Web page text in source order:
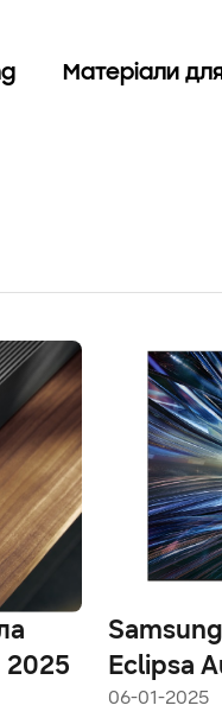
Матеріали
2025
Eclipsa
Google,
06-01-2025